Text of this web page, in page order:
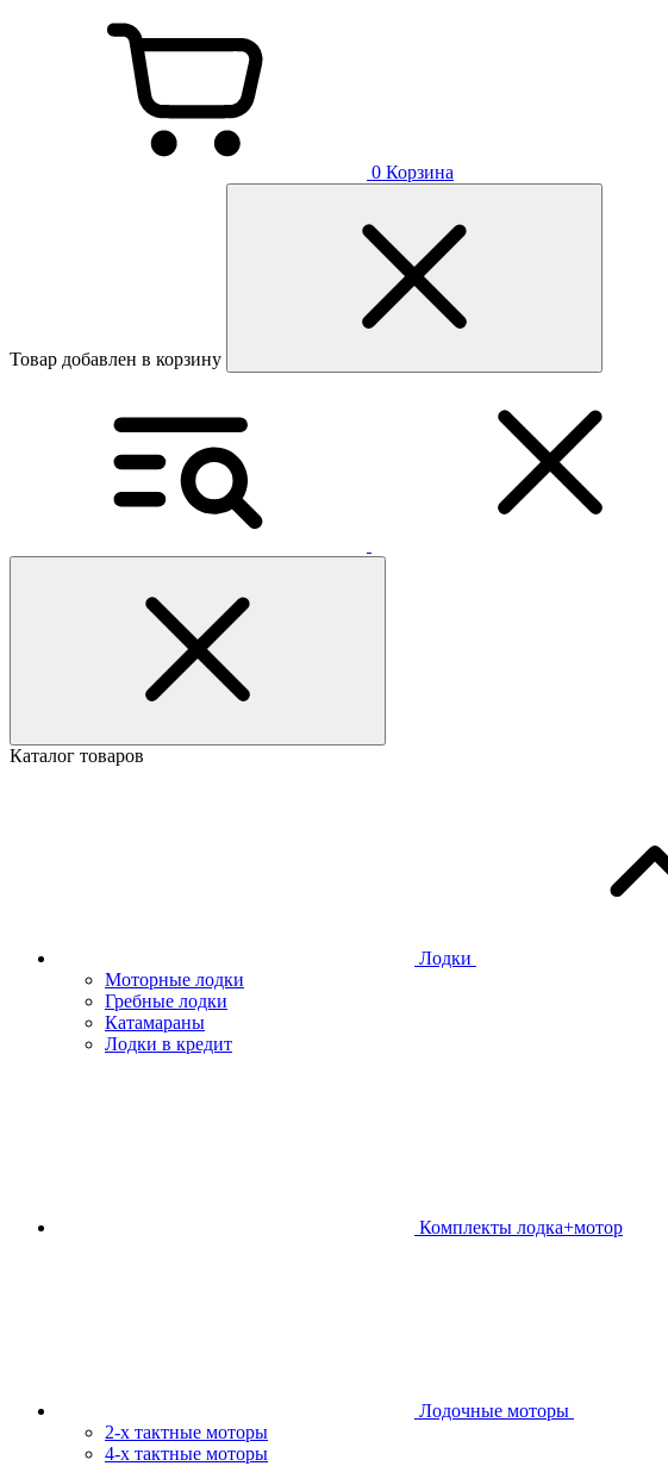
0 Корзина
Товар добавлен в корзину
Каталог товаров
Лодки
Моторные лодки
Гребные лодки
Катамараны
Лодки в кредит
Комплекты лодка+мотор
Лодочные моторы
2-х тактные моторы
4-х тактные моторы